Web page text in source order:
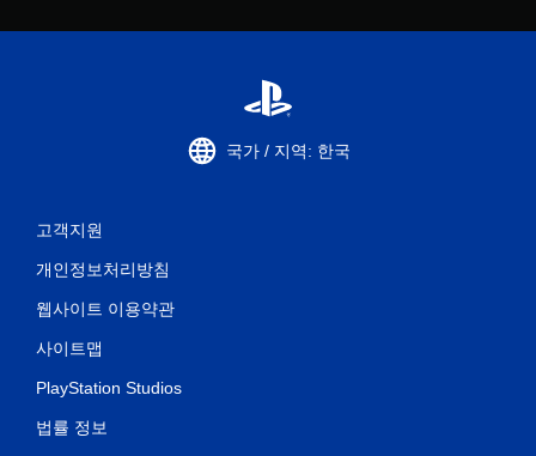
국가 / 지역: 한국
고객지원
개인정보처리방침
웹사이트 이용약관
사이트맵
PlayStation Studios
법률 정보